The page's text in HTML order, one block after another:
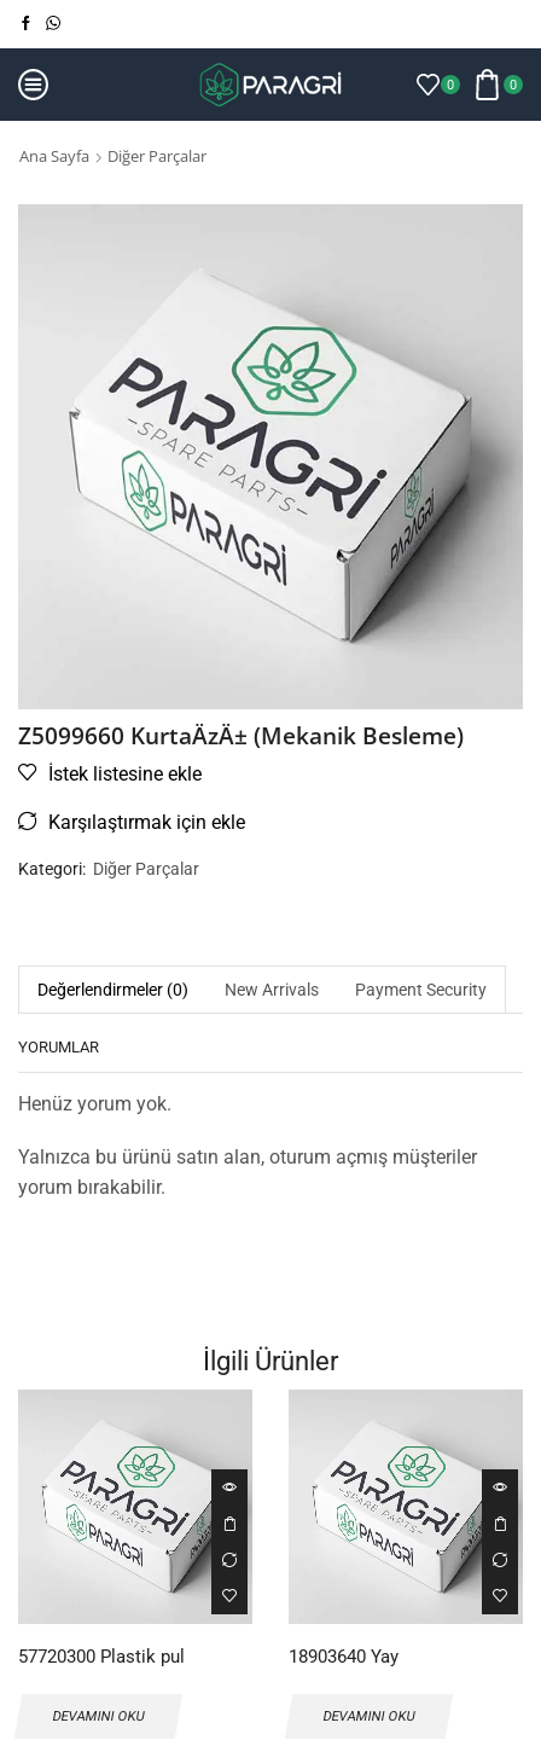
0 0
Ana Sayfa Diğer Parçalar
Z5099660 KurtaÄzÄ± (Mekanik Besleme)
İstek listesine ekle
Karşılaştırmak için ekle
Kategori: Diğer Parçalar
Değerlendirmeler (0) New Arrivals Payment Security
YORUMLAR
Henüz yorum yok.
Yalnızca bu ürünü satın alan, oturum açmış müşteriler
yorum bırakabilir.
İlgili Ürünler
57720300 Plastik pul
DEVAMINI OKU
18903640 Yay
DEVAMINI OKU